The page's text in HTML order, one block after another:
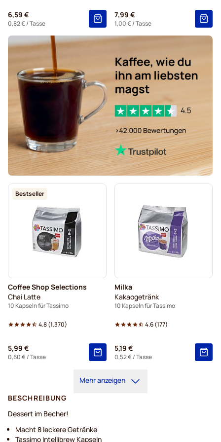
Kaffeekapseln von Gevalia für Tassimo
6,59 €
0,82 €/ Tasse
7,99 €
1,00 €/ Tasse
Bestseller
Coffee Shop Selections
Chai Latte
10 Kapseln für Tassimo
4.8(1.370)
5,99 €
0,60 €/ Tasse
Milka
Kakaogetränk
10 Kapseln für Tassimo
4.6(177)
5,19 €
0,52 €/ Tasse
Mehr anzeigen
BESCHREIBUNG
Dessert im Becher!
Macht 8 leckere Getränke
Tassimo Intellibrew Kapseln